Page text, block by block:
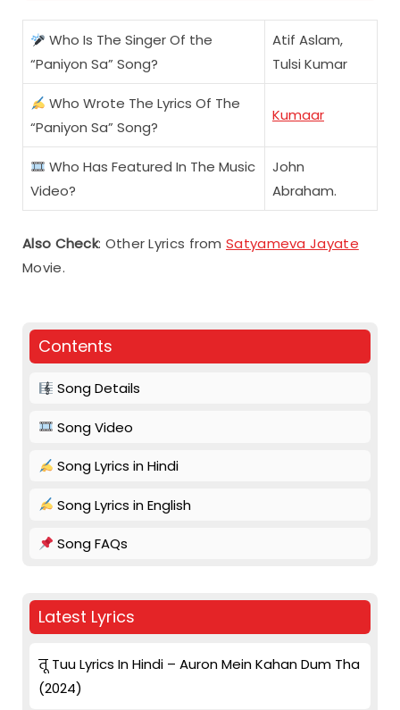
Who Is The Singer Of the
“Paniyon Sa” Song?
Atif Aslam,
Tulsi Kumar
Who Wrote The Lyrics Of The
“Paniyon Sa” Song?
Kumaar
Who Has Featured In The Music
Video?
John
Abraham.
Also Check: Other Lyrics fromSatyameva Jayate
Movie.
Contents
Song Details
Song Video
Song Lyrics in Hindi
Song Lyrics in English
Song FAQs
Latest Lyrics
तू Tuu Lyrics In Hindi – Auron Mein Kahan Dum Tha
(2024)